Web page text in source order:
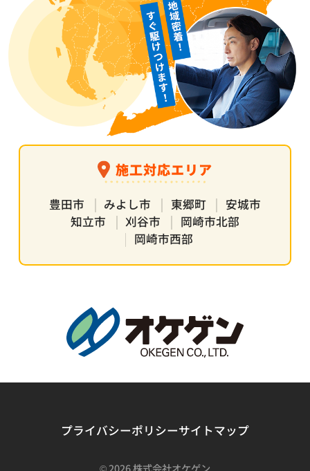
施工対応エリア
豊田市 みよし市 東郷町
安城市
知立市
刈谷市
岡崎市北部
岡崎市西部
プライバシーポリシーサイトマップ
©2026 株式会社オケゲン